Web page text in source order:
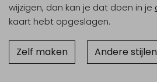
wijzigen, dan kan je dat doen in je
kaart hebt opgeslagen.
Zelf maken Andere stijlen